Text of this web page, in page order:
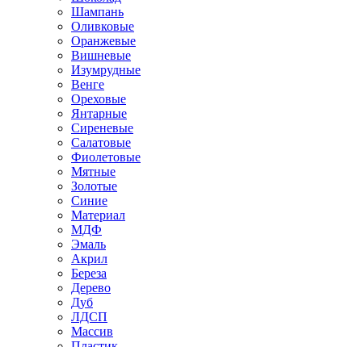
Шампань
Оливковые
Оранжевые
Вишневые
Изумрудные
Венге
Ореховые
Янтарные
Сиреневые
Салатовые
Фиолетовые
Мятные
Золотые
Синие
Материал
МДФ
Эмаль
Акрил
Береза
Дерево
Дуб
ЛДСП
Массив